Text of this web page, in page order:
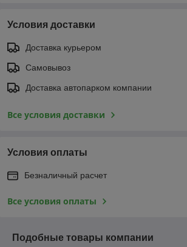
Условия доставки
Доставка курьером
Самовывоз
Доставка автопарком компании
Все условия доставки
Условия оплаты
Безналичный расчет
Все условия оплаты
Подобные товары компании